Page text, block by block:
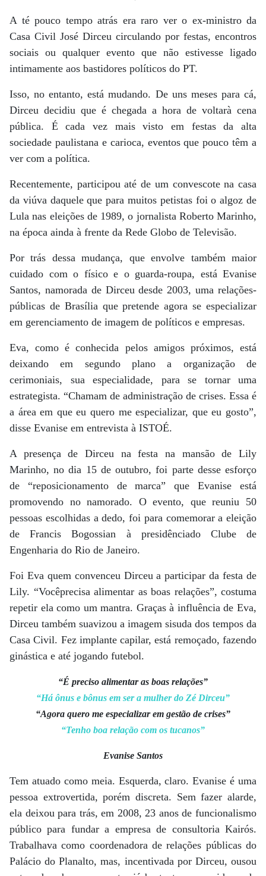
A té pouco tempo atrás era raro ver o ex-ministro da
Casa Civil José Dirceu circulando por festas, encontros
sociais ou qualquer evento que não estivesse ligado
intimamente aos bastidores políticos do PT.
Isso, no entanto, está mudando. De uns meses para cá,
Dirceu decidiu que é chegada a hora de voltarà cena
pública. É cada vez mais visto em festas da alta
sociedade paulistana e carioca, eventos que pouco têm a
ver com a política.
Recentemente, participou até de um convescote na casa
da viúva daquele que para muitos petistas foi o algoz de
Lula nas eleições de 1989, o jornalista Roberto Marinho,
na época ainda à frente da Rede Globo de Televisão.
Por trás dessa mudança, que envolve também maior
cuidado com o físico e o guarda-roupa, está Evanise
Santos, namorada de Dirceu desde 2003, uma relações-
públicas de Brasília que pretende agora se especializar
em gerenciamento de imagem de políticos e empresas.
Eva, como é conhecida pelos amigos próximos, está
deixando em segundo plano a organização de
cerimoniais, sua especialidade, para se tornar uma
estrategista. “Chamam de administração de crises. Essa é
a área em que eu quero me especializar, que eu gosto”,
disse Evanise em entrevista à ISTOÉ.
A presença de Dirceu na festa na mansão de Lily
Marinho, no dia 15 de outubro, foi parte desse esforço
de “reposicionamento de marca” que Evanise está
promovendo no namorado. O evento, que reuniu 50
pessoas escolhidas a dedo, foi para comemorar a eleição
de Francis Bogossian à presidênciado Clube de
Engenharia do Rio de Janeiro.
Foi Eva quem convenceu Dirceu a participar da festa de
Lily. “Vocêprecisa alimentar as boas relações”, costuma
repetir ela como um mantra. Graças à influência de Eva,
Dirceu também suavizou a imagem sisuda dos tempos da
Casa Civil. Fez implante capilar, está remoçado, fazendo
ginástica e até jogando futebol.
“É preciso alimentar as boas relações”
“Há ônus e bônus em ser a mulher do Zé Dirceu”
“Agora quero me especializar em gestão de crises”
“Tenho boa relação com os tucanos”
Evanise Santos
Tem atuado como meia. Esquerda, claro. Evanise é uma
pessoa extrovertida, porém discreta. Sem fazer alarde,
ela deixou para trás, em 2008, 23 anos de funcionalismo
público para fundar a empresa de consultoria Kairós.
Trabalhava como coordenadora de relações públicas do
Palácio do Planalto, mas, incentivada por Dirceu, ousou